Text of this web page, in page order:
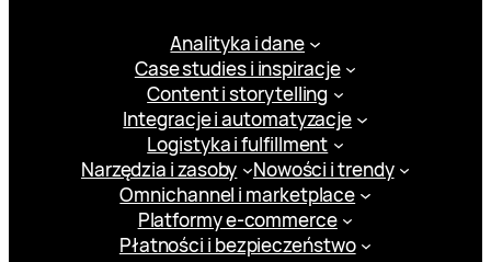
Analityka i dane
Case studies i inspiracje
Content i storytelling
Integracje i automatyzacje
Logistyka i fulfillment
Narzędzia i zasoby
Nowości i trendy
Omnichannel i marketplace
Platformy e-commerce
Płatności i bezpieczeństwo